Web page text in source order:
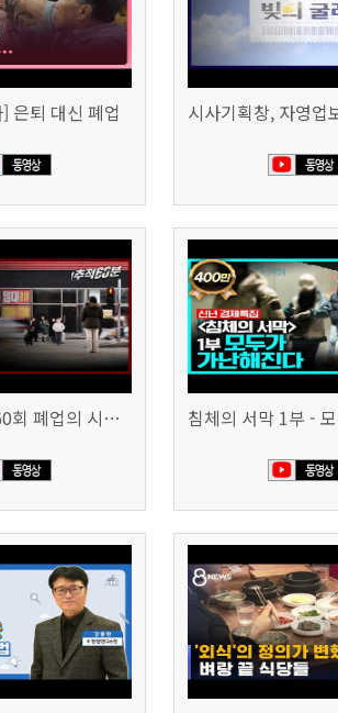
은퇴 대신 폐업
추적60분, 1360회 폐업의 시대, 위기의 자영업자